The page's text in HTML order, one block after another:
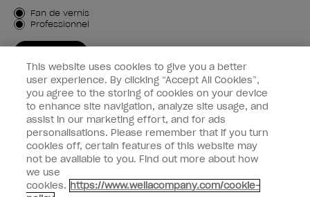
Type de client
Fan de vernis
Professionnel
Informations clients
Connectez-Vous
facebookinstagramyoutube
This website uses cookies to give you a better
user experience. By clicking “Accept All Cookies”,
you agree to the storing of cookies on your device
to enhance site navigation, analyze site usage, and
assist in our marketing effort, and for ads
personalisations. Please remember that if you turn
cookies off, certain features of this website may
not be available to you. Find out more about how
we use
cookies. https://www.wellacompany.com/cookie-